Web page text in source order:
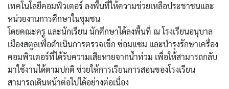
เทคโนโลยีคอมพิวเตอร์ ลงพื้นที่ให้ความช่วยเหลือประชาชนและ
หน่วยงานการศึกษาในชุมชน
โดยคณะครู และนักเรียน นักศึกษาได้ลงพื้นที่ ณ โรงเรียนอนุบาล
เมืองสตูลเพื่อดำเนินการตรวจเช็ก ซ่อมแซม และบำรุงรักษาเครื่อง
คอมพิวเตอร์ที่ได้รับความเสียหายจากน้ำท่วม เพื่อให้สามารถกลับ
มาใช้งานได้ตามปกติ ช่วยให้การเรียนการสอนของโรงเรียน
สามารถเดินหน้าต่อไปได้อย่างต่อเนื่อง